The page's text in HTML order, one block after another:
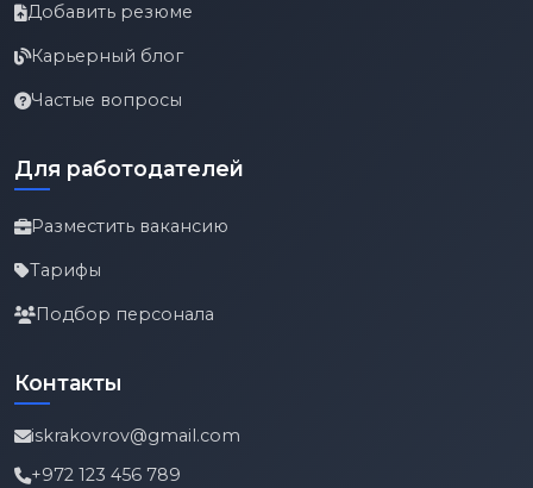
Добавить резюме
Карьерный блог
Частые вопросы
Для работодателей
Разместить вакансию
Тарифы
Подбор персонала
Контакты
iskrakovrov@gmail.com
+972 123 456 789